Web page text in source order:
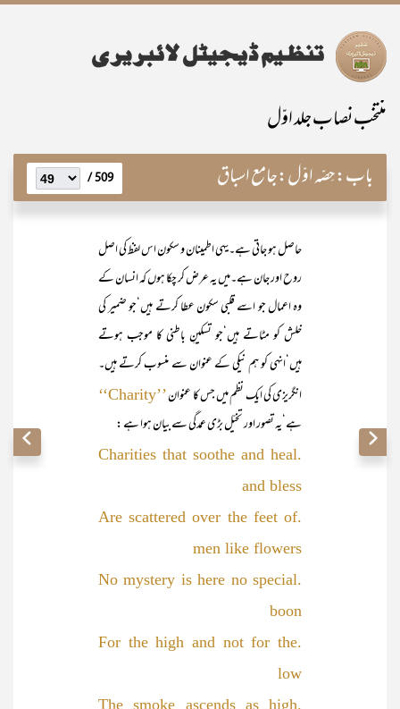
منتخب نصاب جلد اوّل
باب:حِصّہ اوّل:جامع اسباق 509 /
حاصل ہو جاتی ہے۔یہی اطمینان و سکون اس لفظ کی اصل
روح اور جان ہے۔میں یہ عرض کر چکا ہوں کہ انسان کے
وہ اعمال جو اسے قلبی سکون عطا کرتے ہیں‘جو ضمیر کی
خلش کو مٹاتے ہیں‘جو تسکینِ باطنی کا موجب ہوتے
ہیں‘انہی کو ہم نیکی کے عنوان سے منسوب کرتے ہیں۔
انگریزی کی ایک نظم میں جس کا عنوان’’Charity‘‘
ہے‘یہ تصور اور تخیّل بڑی عمدگی سے بیان ہوا ہے :
.Charities that soothe and heal
and bless
.Are scattered over the feet of
men like flowers
.No mystery is here no special
boon
.For the high and not for the
low
.The smoke ascends as high